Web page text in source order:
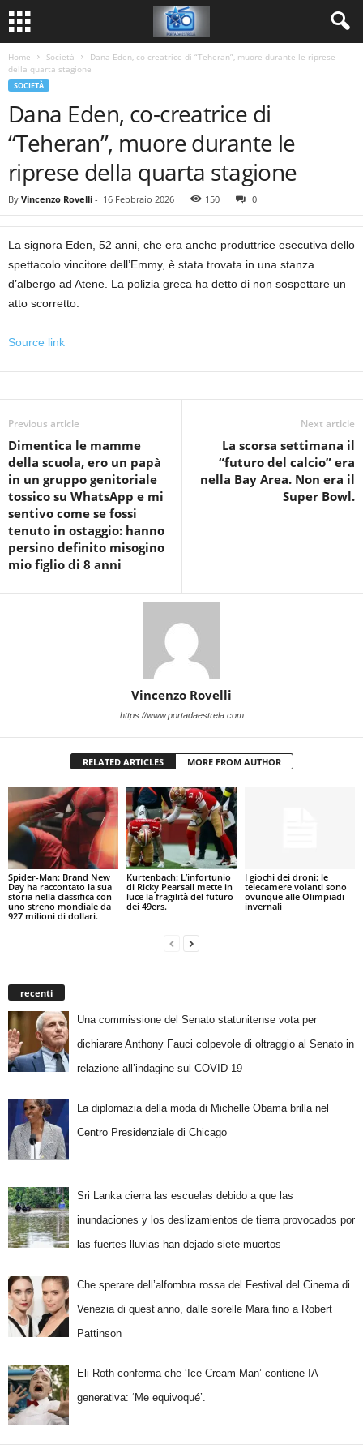
Home Società
Dana Eden, co-creatrice di “Teheran”, muore durante le riprese
della quarta stagione
SOCIETÀ
Dana Eden, co-creatrice di
“Teheran”, muore durante le
riprese della quarta stagione
By Vincenzo Rovelli - 16 Febbraio 2026 150 0
La signora Eden, 52 anni, che era anche produttrice esecutiva dello
spettacolo vincitore dell’Emmy, è stata trovata in una stanza
d’albergo ad Atene. La polizia greca ha detto di non sospettare un
atto scorretto.
Source link
Previous article
Dimentica le mamme
della scuola, ero un papà
in un gruppo genitoriale
tossico su WhatsApp e mi
sentivo come se fossi
tenuto in ostaggio: hanno
persino definito misogino
mio figlio di 8 anni
Next article
La scorsa settimana il
“futuro del calcio” era
nella Bay Area. Non era il
Super Bowl.
Vincenzo Rovelli
https://www.portadaestrela.com
RELATED ARTICLES MORE FROM AUTHOR
Spider-Man: Brand New
Day ha raccontato la sua
storia nella classifica con
uno streno mondiale da
927 milioni di dollari.
Kurtenbach: L’infortunio
di Ricky Pearsall mette in
luce la fragilità del futuro
dei 49ers.
I giochi dei droni: le
telecamere volanti sono
ovunque alle Olimpiadi
invernali
recenti
Una commissione del Senato statunitense vota per
dichiarare Anthony Fauci colpevole di oltraggio al Senato in
relazione all’indagine sul COVID-19
La diplomazia della moda di Michelle Obama brilla nel
Centro Presidenziale di Chicago
Sri Lanka cierra las escuelas debido a que las
inundaciones y los deslizamientos de tierra provocados por
las fuertes lluvias han dejado siete muertos
Che sperare dell’alfombra rossa del Festival del Cinema di
Venezia di quest’anno, dalle sorelle Mara fino a Robert
Pattinson
Eli Roth conferma che ‘Ice Cream Man’ contiene IA
generativa: ‘Me equivoqué’.